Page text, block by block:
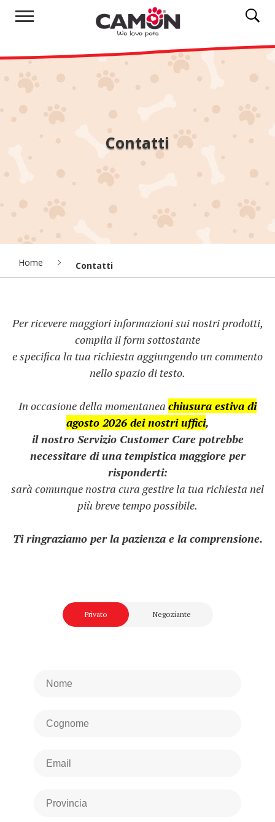
Contatti
Home Contatti
Per ricevere maggiori informazioni sui nostri prodotti,
compila il form sottostante
e specifica la tua richiesta aggiungendo un commento
nello spazio di testo.
In occasione della momentanea chiusura estiva di
agosto 2026 dei nostri uffici,
il nostro Servizio Customer Care potrebbe
necessitare di una tempistica maggiore per
risponderti:
sarà comunque nostra cura gestire la tua richiesta nel
più breve tempo possibile.
Ti ringraziamo per la pazienza e la comprensione.
Privato Negoziante